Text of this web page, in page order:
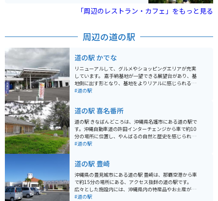
「周辺のレストラン・カフェ」をもっと見る
周辺の道の駅
道の駅 かでな
リニューアルして、グルメやショッピングエリアが充実
しています。 嘉手納基地が一望できる展望台があり、基
地側に出す形となり、基地をよりリアルに感じられるよ
うになっています。 また3階には学習展示室もあり、平
す。
#道の駅
道の駅 喜名番所
道の駅 きなばんどころは、沖縄県名護市にある道の駅で
す。沖縄自動車道の許田インターチェンジから車で約10
分の場所に位置し、やんばるの自然と歴史を感じられる
スポットとして人気を集めています。 道の駅 きなばんど
販売する農産物直売所があります。また、名護市の特産
品であるシークヮーサージュースやちんすこうなども販
売されています。 バイクで訪れる場合、道の駅 きなばん
どころには広い駐車場が完備されているので安心です。
周辺には、沖縄美ら海水族館や古宇利島など、観光スポ
#道の駅
道の駅 豊崎
沖縄県の豊見城市にある道の駅 豊崎は、那覇空港から車
で約15分の場所にある、アクセス抜群の道の駅です。
広々とした施設内には、沖縄県内の特産品やお土産が購
入できる物産センターや、沖縄そばなどの沖縄料理が楽
#道の駅